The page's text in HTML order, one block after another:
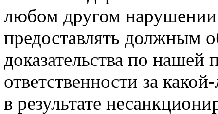
любом другом нарушении
предоставлять должным
доказательства по нашей
ответственности за
в результате